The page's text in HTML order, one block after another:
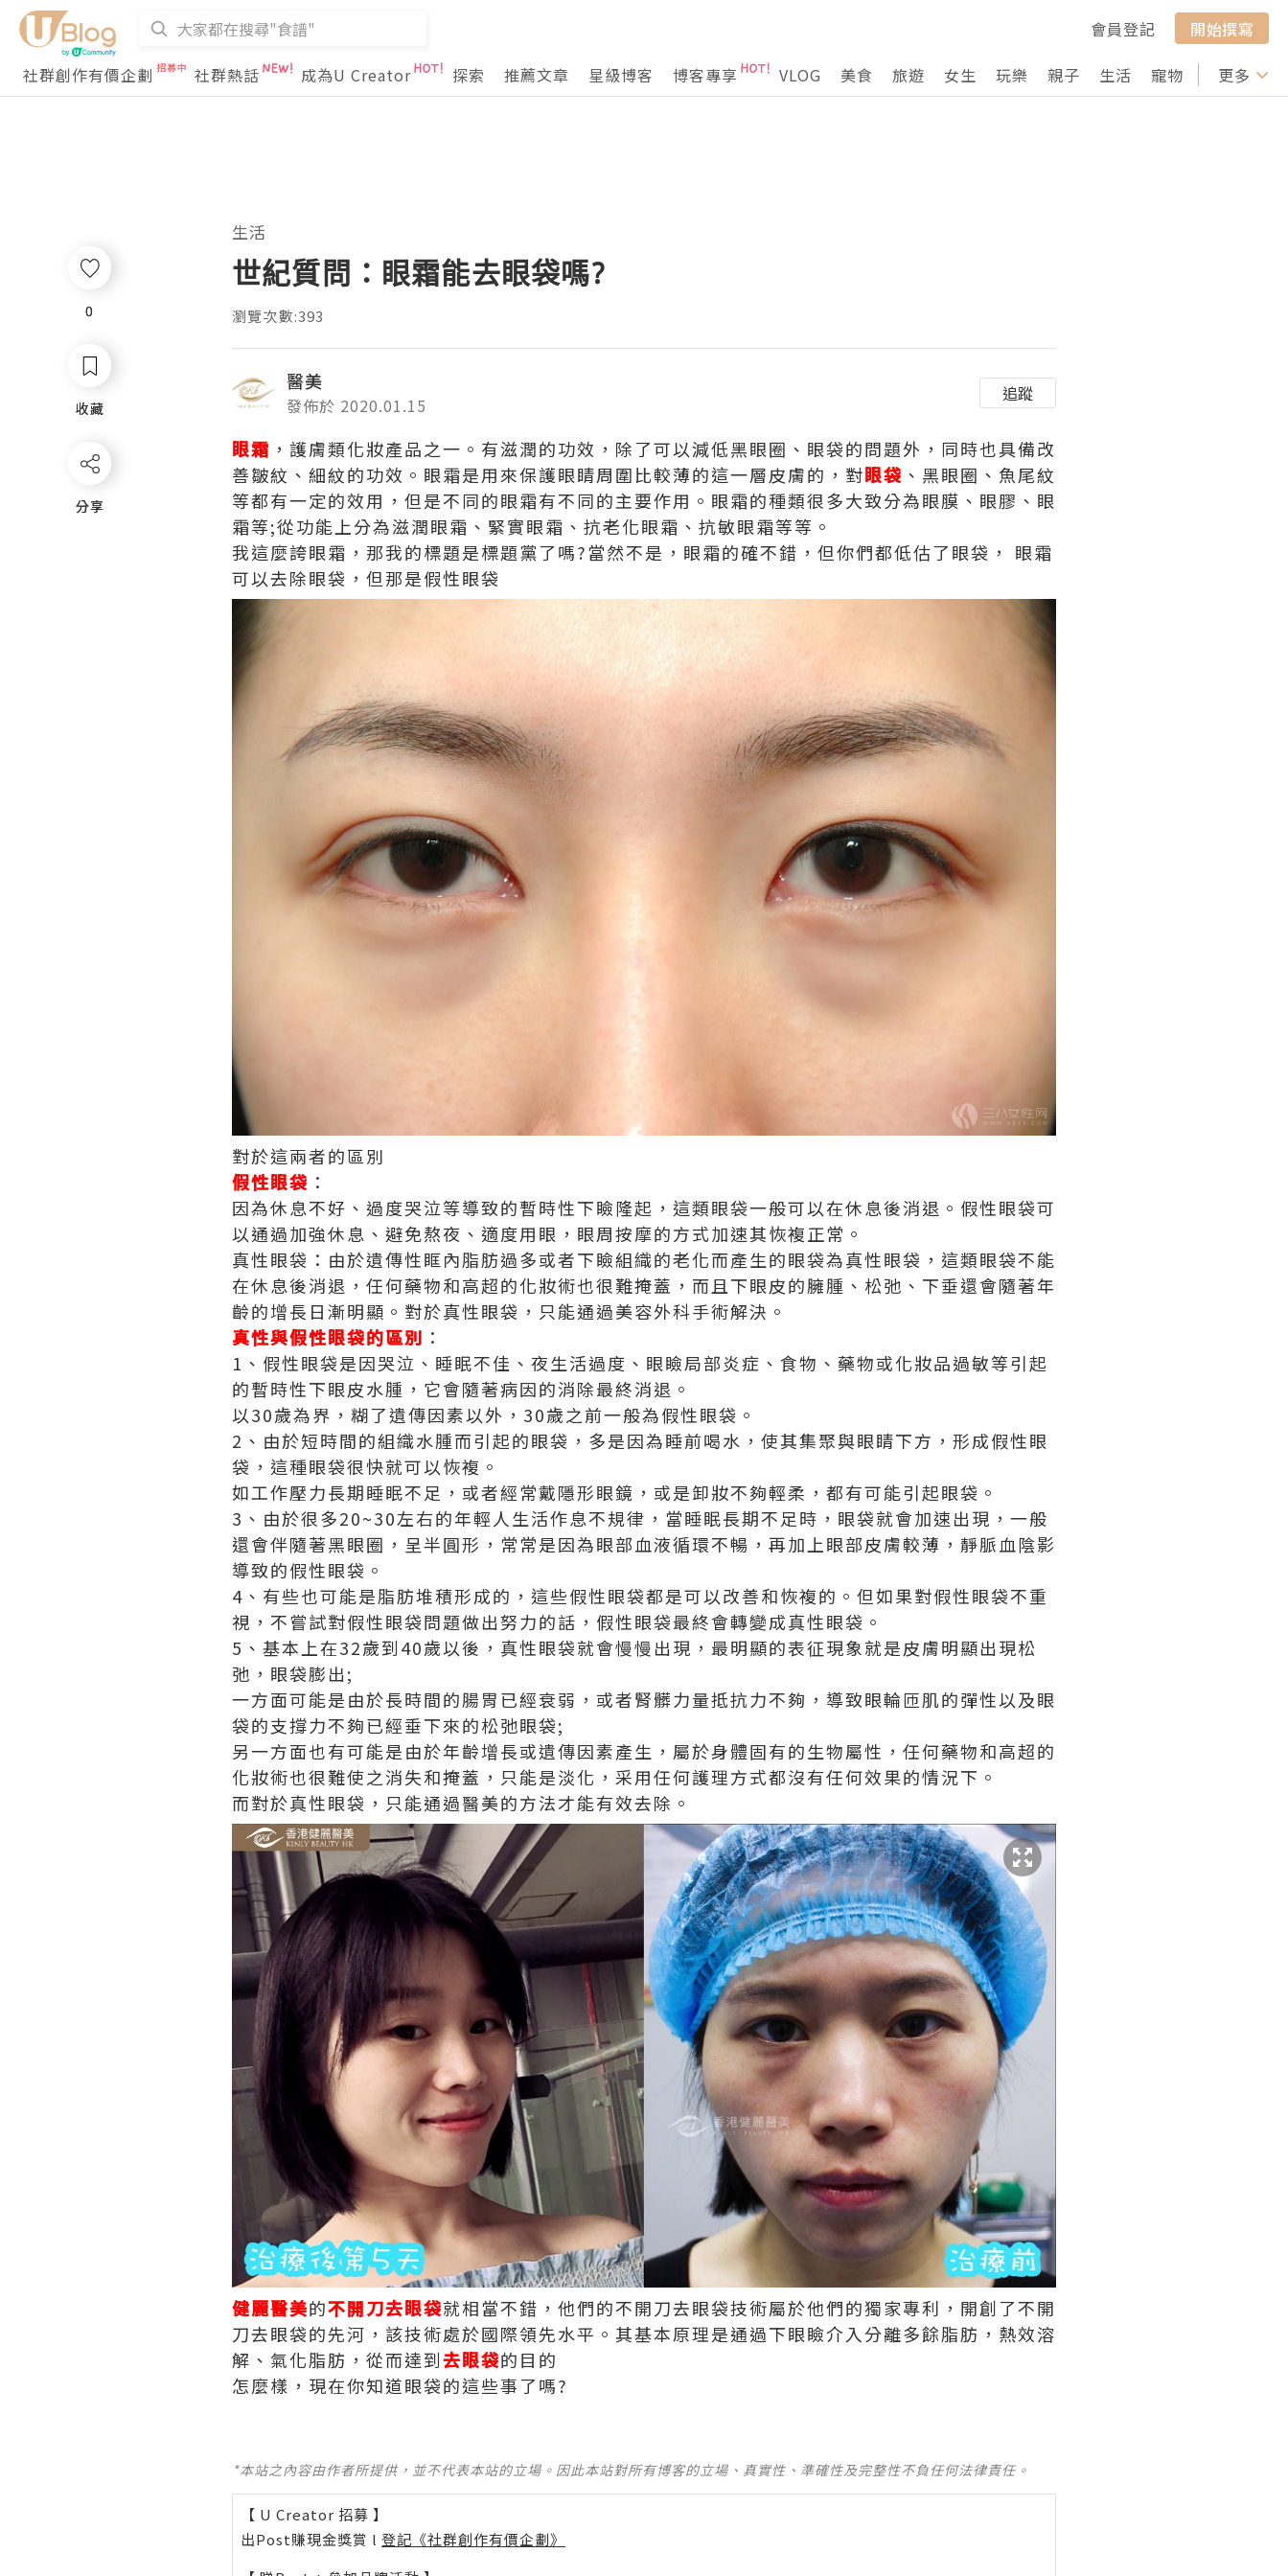
會員登記
開始撰寫
社群創作有價企劃
社群熱話 成為U Creator 探索 推薦文章 星級博客 博客專享 VLOG 美食 旅遊 女生 玩樂 親子 生活 寵物 行山 打卡
更多
0
收藏
分享
生活
世紀質問：眼霜能去眼袋嗎?
瀏覽次數:393
醫美
發佈於 2020.01.15
追蹤
眼霜 ，護膚類化妝產品之一。有滋潤的功效，除了可以減低黑眼圈、眼袋的問題外，同時也具備改
善皺紋、細紋的功效。眼霜是用來保護眼睛周圍比較薄的這一層皮膚的，對眼袋 、黑眼圈、魚尾紋
等都有一定的效用，但是不同的眼霜有不同的主要作用。眼霜的種類很多大致分為眼膜、眼膠、眼
霜等;從功能上分為滋潤眼霜、緊實眼霜、抗老化眼霜、抗敏眼霜等等。
我這麼誇眼霜，那我的標題是標題黨了嗎?當然不是，眼霜的確不錯，但你們都低估了眼袋， 眼霜
可以去除眼袋，但那是假性眼袋
對於這兩者的區別
假性眼袋 ：
因為休息不好、過度哭泣等導致的暫時性下瞼隆起，這類眼袋一般可以在休息後消退。假性眼袋可
以通過加強休息、避免熬夜、適度用眼，眼周按摩的方式加速其恢複正常。
真性眼袋：由於遺傳性眶內脂肪過多或者下瞼組織的老化而產生的眼袋為真性眼袋，這類眼袋不能
在休息後消退，任何藥物和高超的化妝術也很難掩蓋，而且下眼皮的臃腫、松弛、下垂還會隨著年
齡的增長日漸明顯。對於真性眼袋，只能通過美容外科手術解決。
真性與假性眼袋的區別 ：
1、假性眼袋是因哭泣、睡眠不佳、夜生活過度、眼瞼局部炎症、食物、藥物或化妝品過敏等引起
的暫時性下眼皮水腫，它會隨著病因的消除最終消退。
以30歲為界，糊了遺傳因素以外，30歲之前一般為假性眼袋。
2、由於短時間的組織水腫而引起的眼袋，多是因為睡前喝水，使其集聚與眼睛下方，形成假性眼
袋，這種眼袋很快就可以恢複。
如工作壓力長期睡眠不足，或者經常戴隱形眼鏡，或是卸妝不夠輕柔，都有可能引起眼袋。
3、由於很多20~30左右的年輕人生活作息不規律，當睡眠長期不足時，眼袋就會加速出現，一般
還會伴隨著黑眼圈，呈半圓形，常常是因為眼部血液循環不暢，再加上眼部皮膚較薄，靜脈血陰影
導致的假性眼袋。
4、有些也可能是脂肪堆積形成的，這些假性眼袋都是可以改善和恢複的。但如果對假性眼袋不重
視，不嘗試對假性眼袋問題做出努力的話，假性眼袋最終會轉變成真性眼袋。
5、基本上在32歲到40歲以後，真性眼袋就會慢慢出現，最明顯的表征現象就是皮膚明顯出現松
弛，眼袋膨出;
一方面可能是由於長時間的腸胃已經衰弱，或者腎髒力量抵抗力不夠，導致眼輪匝肌的彈性以及眼
袋的支撐力不夠已經垂下來的松弛眼袋;
另一方面也有可能是由於年齡增長或遺傳因素產生，屬於身體固有的生物屬性，任何藥物和高超的
化妝術也很難使之消失和掩蓋，只能是淡化，采用任何護理方式都沒有任何效果的情況下。
而對於真性眼袋，只能通過醫美的方法才能有效去除。
健麗醫美的不開刀去眼袋就相當不錯，他們的不開刀去眼袋技術屬於他們的獨家專利，開創了不開
刀去眼袋的先河，該技術處於國際領先水平。其基本原理是通過下眼瞼介入分離多餘脂肪，熱效溶
解、氣化脂肪，從而達到去眼袋的目的
怎麼樣，現在你知道眼袋的這些事了嗎?
*本站之內容由作者所提供，並不代表本站的立場。因此本站對所有博客的立場、真實性、準確性及完整性不負任何法律責任。
【 U Creator 招募 】
出Post賺現金獎賞 l 登記《社群創作有價企劃》
0
收藏
分享